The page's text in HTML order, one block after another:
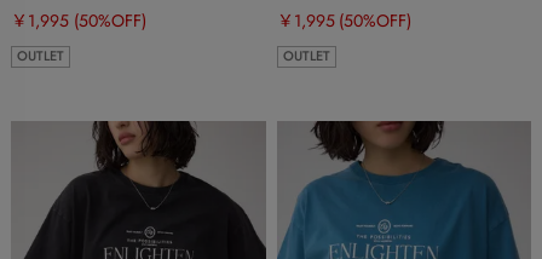
￥1,995 (50%OFF)
OUTLET
￥1,995 (50%OFF)
OUTLET